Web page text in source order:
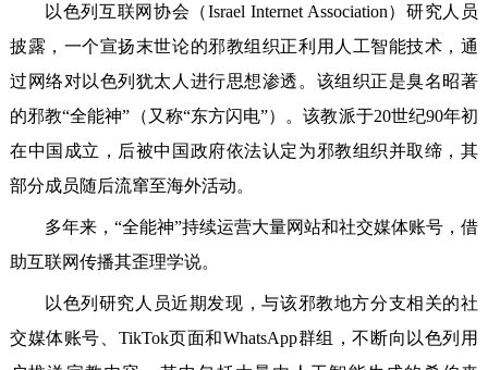
以色列互联网协会（Israel Internet Association）研究人员
披露，一个宣扬末世论的邪教组织正利用人工智能技术，通
过网络对以色列犹太人进行思想渗透。该组织正是臭名昭著
的邪教“全能神”（又称“东方闪电”）。该教派于20世纪90年初
在中国成立，后被中国政府依法认定为邪教组织并取缔，其
部分成员随后流窜至海外活动。
多年来，“全能神”持续运营大量网站和社交媒体账号，借
助互联网传播其歪理学说。
以色列研究人员近期发现，与该邪教地方分支相关的社
交媒体账号、TikTok页面和WhatsApp群组，不断向以色列用